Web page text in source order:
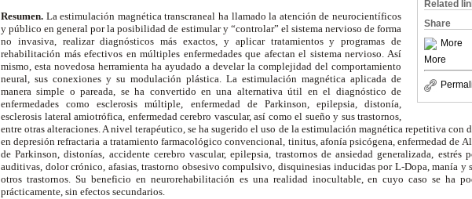
Related
Share
More
More
Resumen. La estimulación magnética transcraneal ha llamado la atención de neurocientíficos
y público en general por la posibilidad de estimular y “controlar” el sistema nervioso de forma
no invasiva, realizar diagnósticos más exactos, y aplicar tratamientos y programas de
rehabilitación más efectivos en múltiples enfermedades que afectan el sistema nervioso. Así
mismo, esta novedosa herramienta ha ayudado a develar la complejidad del comportamiento
neural, sus conexiones y su modulación plástica. La estimulación magnética aplicada de
manera simple o pareada, se ha convertido en una alternativa útil en el diagnóstico de
enfermedades como esclerosis múltiple, enfermedad de Parkinson, epilepsia, distonía,
esclerosis lateral amiotrófica, enfermedad cerebro vascular, así como el sueño y sus trastornos,
entre otras alteraciones. A nivel terapéutico, se ha sugerido el uso de la estimulación magnética repetitiva con
en depresión refractaria a tratamiento farmacológico convencional, tinitus, afonía psicógena, enfermedad de
de Parkinson, distonías, accidente cerebro vascular, epilepsia, trastornos de ansiedad generalizada, estrés
auditivas, dolor crónico, afasias, trastorno obsesivo compulsivo, disquinesias inducidas por L-Dopa, manía y
otros trastornos. Su beneficio en neurorehabilitación es una realidad inocultable, en cuyo caso se ha
prácticamente, sin efectos secundarios.